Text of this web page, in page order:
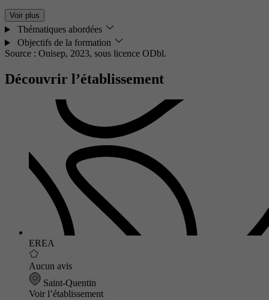
Voir plus
Thématiques abordées
Objectifs de la formation
Source : Onisep, 2023, sous licence ODbl.
Découvrir l’établissement
EREA
Aucun avis
Saint-Quentin
Voir l’établissement